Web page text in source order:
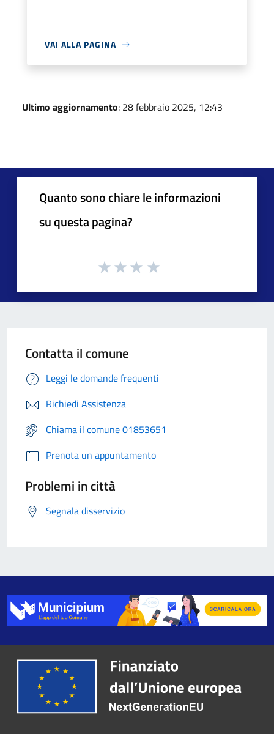
VAI ALLA PAGINA
Ultimo aggiornamento: 28 febbraio 2025, 12:43
Quanto sono chiare le informazioni
su questa pagina?
Contatta il comune
Leggi le domande frequenti
Richiedi Assistenza
Chiama il comune 01853651
Prenota un appuntamento
Problemi in città
Segnala disservizio